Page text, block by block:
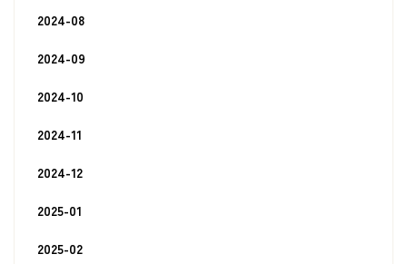
2024-08
2024-09
2024-10
2024-11
2024-12
2025-01
2025-02